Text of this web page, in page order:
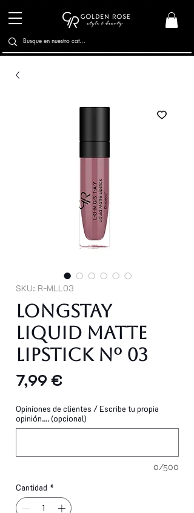
SKU: R-MLL03
Longstay
Liquid Matte
Lipstick Nº 03
7,99 €
Opiniones de clientes / Escribe tu propia
opinión.... (opcional)
0/500
Cantidad *